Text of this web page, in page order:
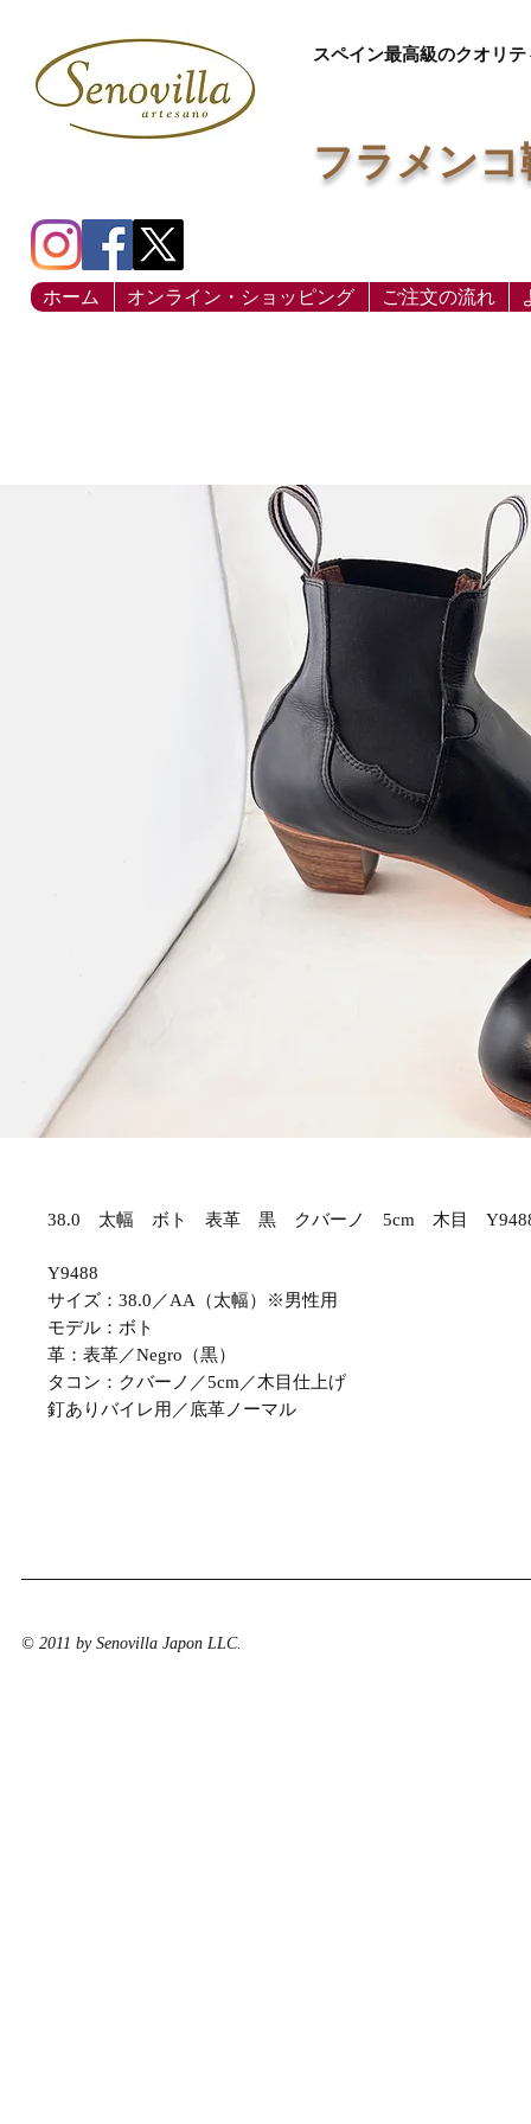
スペイン最高級のクオリ
フラメン
ホーム オンライン・ショッピング ご注文の流れ
38.0 太幅 ボト 表革 黒 クバーノ 5cm 木目
Y9488
サイズ：38.0／AA（太幅）※男性用
モデル：ボト
革：表革／Negro（黒）
タコン：クバーノ／5cm／木目仕上げ
釘ありバイレ用／底革ノーマル
© 2011 by Senovilla Japon LLC.